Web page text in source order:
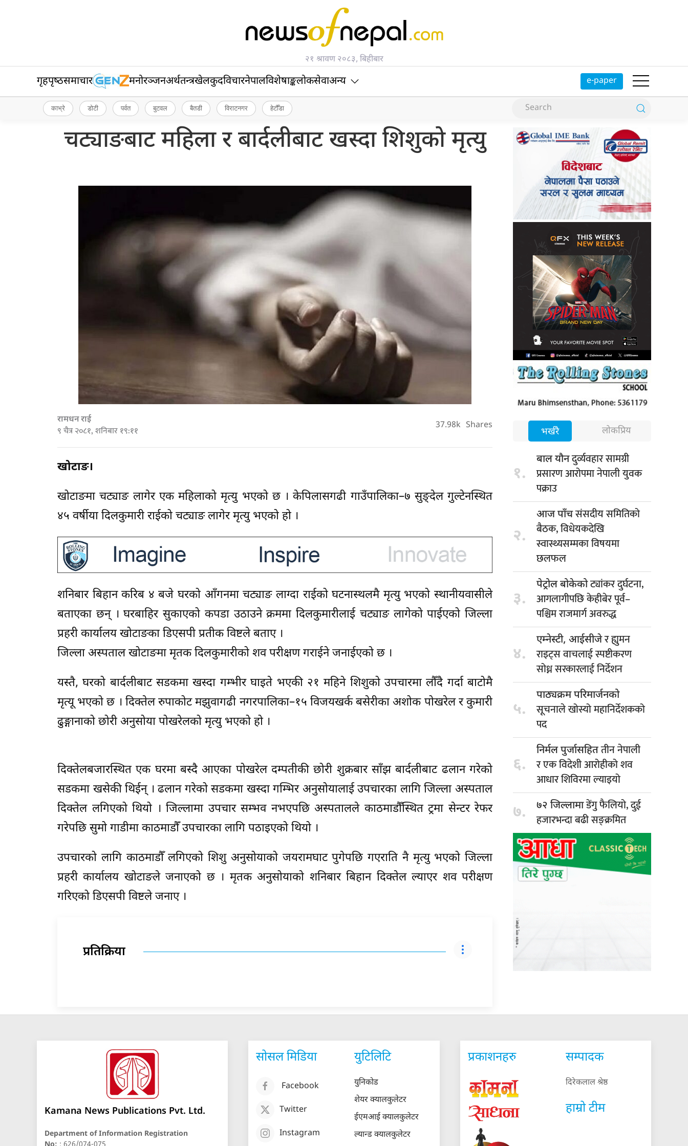
२१ श्रावण २०८३, बिहीबार
गृहपृष्‍ठसमाचार मनोरञ्जनअर्थतन्त्रखेलकुदविचारनेपालविशेषाङ्कलोकसेवाअन्य e-paper
काभ्रे डोटी पर्वत बुटवल बैतडी विराटनगर हेटौँडा
चट्याङबाट महिला र बार्दलीबाट खस्दा शिशुको मृत्यु
रामधन राई
९ चैत्र २०८१, शनिबार १९:११ 37.98k Shares
खोटाङ।
खोटाङमा चट्याङ लागेर एक महिलाको मृत्यु भएको छ । केपिलासगढी गाउँपालिका–७ सुङ्देल गुल्टेनस्थित
४५ वर्षीया दिलकुमारी राईको चट्याङ लागेर मृत्यु भएको हो ।
शनिबार बिहान करिब ४ बजे घरको आँगनमा चट्याङ लाग्दा राईको घटनास्थलमै मृत्यु भएको स्थानीयवासीले
बताएका छन् । घरबाहिर सुकाएको कपडा उठाउने क्रममा दिलकुमारीलाई चट्याङ लागेको पाईएको जिल्ला
प्रहरी कार्यालय खोटाङका डिएसपी प्रतीक विष्टले बताए ।
जिल्ला अस्पताल खोटाङमा मृतक दिलकुमारीको शव परीक्षण गराईने जनाईएको छ ।
यस्तै, घरको बार्दलीबाट सडकमा खस्दा गम्भीर घाइते भएकी २१ महिने शिशुको उपचारमा लौँदै गर्दा बाटोमै
मृत्यू भएको छ । दिक्तेल रुपाकोट मझुवागढी नगरपालिका–१५ विजयखर्क बसेरीका अशोक पोखरेल र कुमारी
ढुङ्गानाको छोरी अनुसोया पोखरेलको मृत्यु भएको हो ।
दिक्तेलबजारस्थित एक घरमा बस्दै आएका पोखरेल दम्पतीकी छोरी शुक्रबार साँझ बार्दलीबाट ढलान गरेको
सडकमा खसेकी थिईन् । ढलान गरेको सडकमा खस्दा गम्भिर अनुसोयालाई उपचारका लागि जिल्ला अस्पताल
दिक्तेल लगिएको थियो । जिल्लामा उपचार सम्भव नभएपछि अस्पतालले काठमाडौँस्थित ट्रमा सेन्टर रेफर
गरेपछि सुमो गाडीमा काठमाडौँ उपचारका लागि पठाइएको थियो ।
उपचारको लागि काठमाडौँ लगिएको शिशु अनुसोयाको जयरामघाट पुगेपछि गएराति नै मृत्यु भएको जिल्ला
प्रहरी कार्यालय खोटाङले जनाएको छ । मृतक अनुसोयाको शनिबार बिहान दिक्तेल ल्याएर शव परीक्षण
गरिएको डिएसपी विष्टले जनाए ।
प्रतिक्रिया
भर्खरै लोकप्रिय
१.
बाल यौनदुर्व्यवहार सामग्री
प्रसारण आरोपमा नेपाली युवक
पक्राउ
२.
आज पाँचसंसदीय समितिको
बैठक, विधेयकदेखि
स्वास्थ्यसम्मका विषयमा
छलफल
३.
पेट्रोल बोकेकोट्यांकर दुर्घटना,
आगलागीपछि केहीबेर पूर्व–
पश्चिम राजमार्ग अवरुद्ध
४.
एम्नेस्टी, आईसीजेर ह्युमन
राइट्स वाचलाई स्पष्टीकरण
सोध्न सरकारलाई निर्देशन
५.
पाठ्यक्रम परिमार्जनको
सूचनाले खोस्यो महानिर्देशकको
पद
६.
निर्मल पुर्जासहिततीन नेपाली
र एक विदेशी आरोहीको शव
आधार शिविरमा ल्याइयो
७. ७२ जिल्लामाडेंगु फैलियो, दुई
हजारभन्दा बढी सङ्क्रमित
Kamana News Publications Pvt. Ltd.
Department of Information Registration
सोसल मिडिया
Facebook
Twitter
Instagram
युटिलिटि
युनिकोड
शेयर क्यालकुलेटर
ईएमआई क्यालकुलेटर
ल्यान्ड क्यालकुलेटर
प्रकाशनहरु सम्पादक
दिरेकलाल श्रेष्ठ
हाम्रो टीम